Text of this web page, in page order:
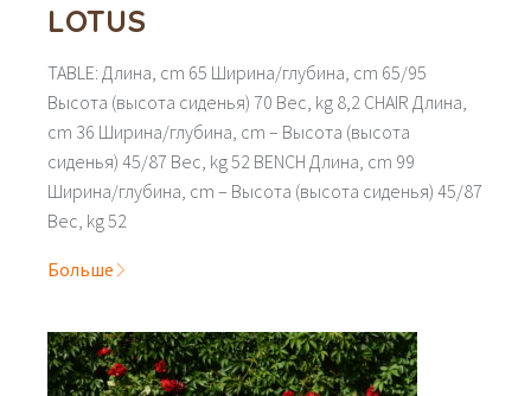
LOTUS
TABLE: Длина, cm 65 Ширина/глубина, cm 65/95
Высота (высота сиденья) 70 Вес, kg 8,2 CHAIR Длина,
cm 36 Ширина/глубина, cm – Высота (высота
сиденья) 45/87 Вес, kg 52 BENCH Длина, cm 99
Ширина/глубина, cm – Высота (высота сиденья) 45/87
Вес, kg 52
Больше